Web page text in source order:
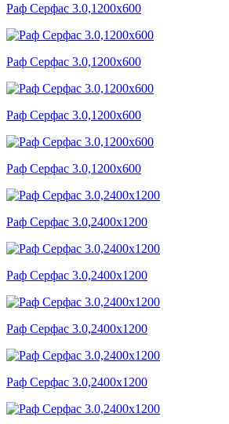
Раф Серфас 3.0,1200x600
Раф Серфас 3.0,1200x600
Раф Серфас 3.0,1200x600
Раф Серфас 3.0,1200x600
Раф Серфас 3.0,2400x1200
Раф Серфас 3.0,2400x1200
Раф Серфас 3.0,2400x1200
Раф Серфас 3.0,2400x1200